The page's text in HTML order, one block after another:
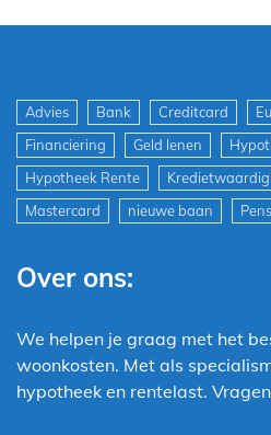
Advies Bank Creditcard
Financiering
Geld lenen
Hypotheek Rente
Mastercard
nieuwe baan
Over ons:
We helpen je graag met het
woonkosten. Met als
hypotheek en rentelast.